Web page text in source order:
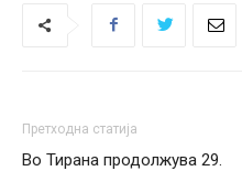
Претходна статија
Во Тирана продолжува 29.